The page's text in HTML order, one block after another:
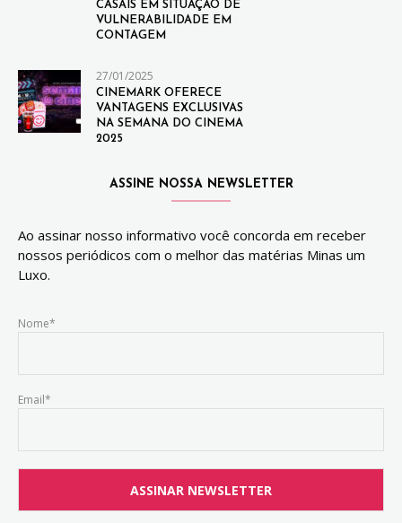
CASAIS EM SITUAÇÃO DE
VULNERABILIDADE EM
CONTAGEM
27/01/2025
CINEMARK OFERECE
VANTAGENS EXCLUSIVAS
NA SEMANA DO CINEMA
2025
ASSINE NOSSA NEWSLETTER
Ao assinar nosso informativo você concorda em receber
nossos periódicos com o melhor das matérias Minas um
Luxo.
Nome*
Email*